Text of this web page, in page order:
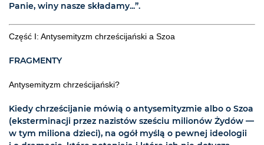
Panie, winy nasze składamy...”.
Część I: Antysemityzm chrześcijański a Szoa
FRAGMENTY
Antysemityzm chrześcijański?
Kiedy chrześcijanie mówią o antysemityzmie albo o Szoa
(eksterminacji przez nazistów sześciu milionów Żydów —
w tym miliona dzieci), na ogół myślą o pewnej ideologii